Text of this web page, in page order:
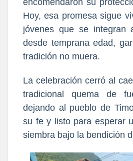
encomendaron su
Hoy, esa promesa sigue
jóvenes que se integran
desde temprana edad,
tradición no muera.
La celebración cerró al
tradicional quema de
dejando al pueblo de
su fe y listo para esperar
siembra bajo la bendición